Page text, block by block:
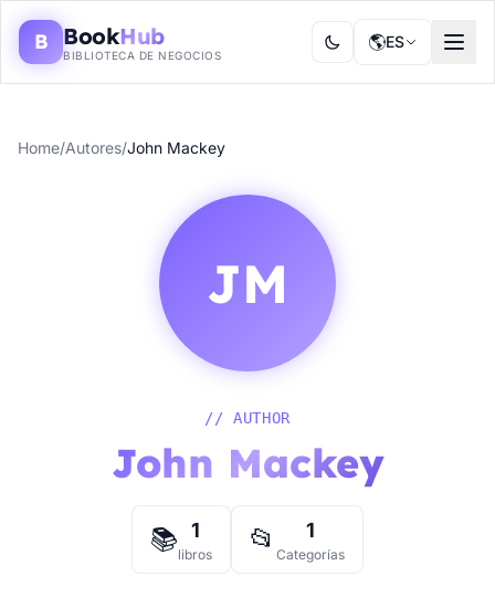
B BookHub
BIBLIOTECA DE NEGOCIOS
🌎ES
Home/Autores/John Mackey
JM
// AUTHOR
John Mackey
📚 1
libros 📂 1
Categorías